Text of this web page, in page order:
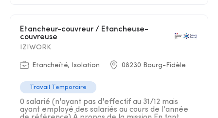
Etancheur-couvreur / Etancheuse-
couvreuse
IZIWORK
Etancheïté, Isolation 08230 Bourg-Fidèle
Travail Temporaire
0 salarié (n'ayant pas d'effectif au 31/12 mais
ayant employé des salariés au cours de l'année